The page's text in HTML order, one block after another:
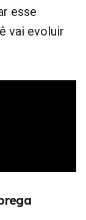
esse
vai evoluir